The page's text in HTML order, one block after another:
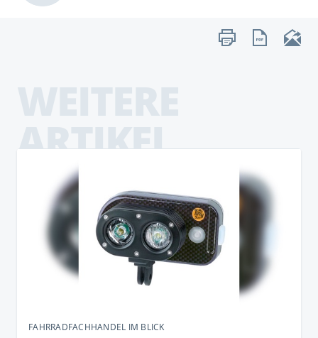
ARTIKEL
FAHRRADFACHHANDEL IM BLICK